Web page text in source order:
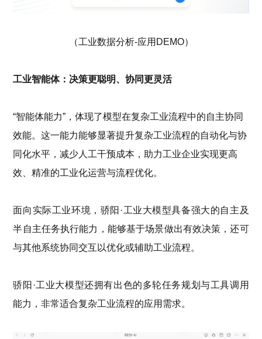
（工业数据分析-应用DEMO）
工业智能体：决策更聪明、协同更灵活
“智能体能力”，体现了模型在复杂工业流程中的自主协同
效能。这一能力能够显著提升复杂工业流程的自动化与协
同化水平，减少人工干预成本，助力工业企业实现更高
效、精准的工业化运营与流程优化。
面向 实际工业环境 ，骄阳 ·工业大模型具备强大的自主及
半自主任务执行能力 ，能够基于场景做出有效决策，还可
与其他系统协同交互以优化或辅助工业流程。
骄阳 ·工业大模型还拥有出色的多轮任务规划与工具调用
能力 ，非常适合复杂工业流程的应用 需求。